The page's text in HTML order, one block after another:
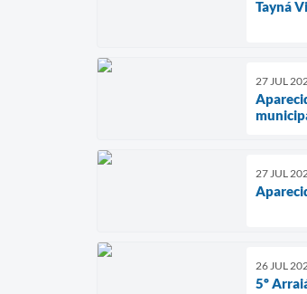
Tayná
27 JUL
27 JUL
26 JUL
5º